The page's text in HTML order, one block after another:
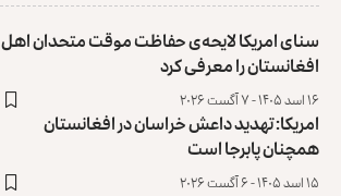
سنای امریکا لایحه‌ی حفاظت موقت متحدان اهل
افغانستان را معرفی کرد
۱۶ اسد ۱۴۰۵ - ۷ آگست ۲۰۲۶
امریکا: تهدید داعش خراسان در افغانستان
همچنان پابرجا است
۱۵ اسد ۱۴۰۵ - ۶ آگست ۲۰۲۶